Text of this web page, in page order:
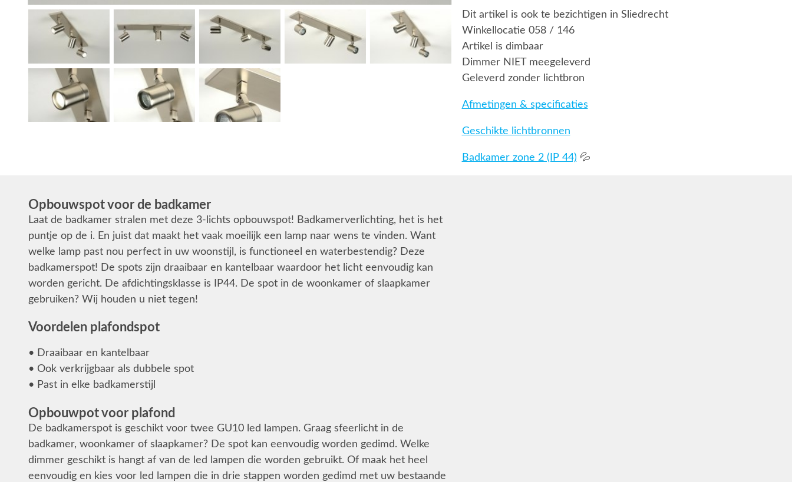
Dit artikel is ook te bezichtigen in Sliedrecht
Winkellocatie 058 / 146
Artikel is dimbaar
Dimmer NIET meegeleverd
Geleverd zonder lichtbron
Afmetingen & specificaties
Geschikte lichtbronnen
Badkamer zone 2 (IP 44) 💦
Opbouwspot voor de badkamer
Laat de badkamer stralen met deze 3-lichts opbouwspot! Badkamerverlichting, het is het
puntje op de i. En juist dat maakt het vaak moeilijk een lamp naar wens te vinden. Want
welke lamp past nou perfect in uw woonstijl, is functioneel en waterbestendig? Deze
badkamerspot! De spots zijn draaibaar en kantelbaar waardoor het licht eenvoudig kan
worden gericht. De afdichtingsklasse is IP44. De spot in de woonkamer of slaapkamer
gebruiken? Wij houden u niet tegen!
Voordelen plafondspot
• Draaibaar en kantelbaar
• Ook verkrijgbaar als dubbele spot
• Past in elke badkamerstijl
Opbouwpot voor plafond
De badkamerspot is geschikt voor twee GU10 led lampen. Graag sfeerlicht in de
badkamer, woonkamer of slaapkamer? De spot kan eenvoudig worden gedimd. Welke
dimmer geschikt is hangt af van de led lampen die worden gebruikt. Of maak het heel
eenvoudig en kies voor led lampen die in drie stappen worden gedimd met uw bestaande